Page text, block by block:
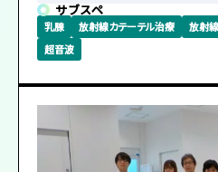
サブスペ
乳腺 放射線カテーテル治療 放射
超音波